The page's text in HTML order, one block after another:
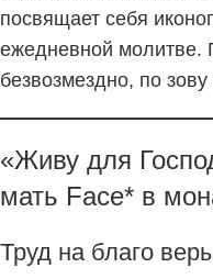
посвящает себя
ежедневной молитве.
безвозмездно, по
«Живу для
мать Face* в
Труд на благо